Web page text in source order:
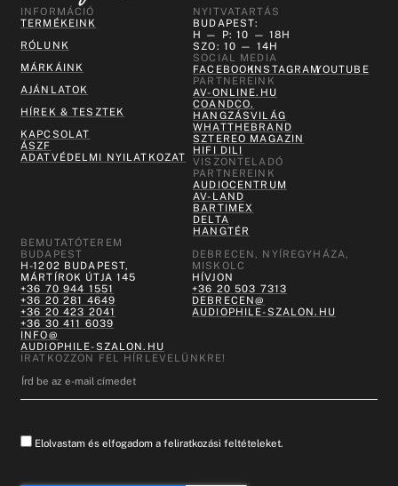
INFORMÁCIÓ
TERMÉKEINK
RÓLUNK
MÁRKÁINK
AJÁNLATOK
HÍREK & TESZTEK
KAPCSOLAT
ÁSZF
ADATVÉDELMI NYILATKOZAT
NYITVATARTÁS
BUDAPEST:
H — P: 10 — 18H
SZO: 10 — 14H
SOCIAL MEDIA
FACEBOOKINSTAGRAMYOUTUBE
PARTNEREINK
AV-ONLINE.HU
COANDCO.
HANGZÁSVILÁG
WHATTHEBRAND
SZTEREO MAGAZIN
HIFI DILI
VISZONTELADÓ
PARTNEREINK
AUDIOCENTRUM
AV-LAND
BARTIMEX
DELTA
HANGTÉR
BEMUTATÓTEREM
BUDAPEST
H-1202 BUDAPEST,
MÁRTÍROK ÚTJA 145
+36 70 944 1551
+36 20 281 4649
+36 20 423 2041
+36 30 411 6039
INFO@
AUDIOPHILE-SZALON.HU
DEBRECEN, NYÍREGYHÁZA,
MISKOLC
HÍVJON
+36 20 503 7313
DEBRECEN@
AUDIOPHILE-SZALON.HU
IRATKOZZON FEL HÍRLEVELÜNKRE!
Elolvastam és elfogadom a feliratkozási feltételeket.